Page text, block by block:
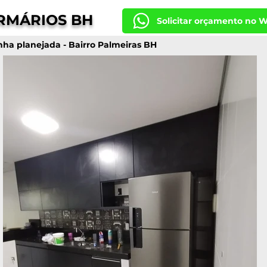
BH Solicitar orçamento no
planejada - Bairro Palmeiras BH